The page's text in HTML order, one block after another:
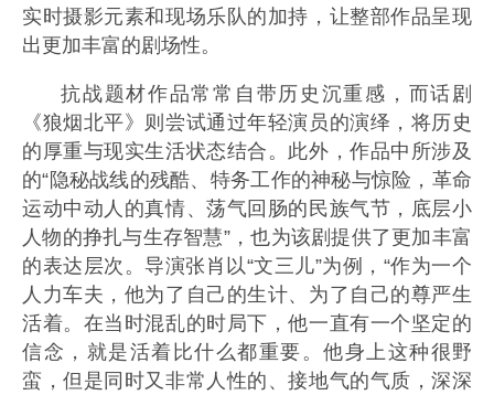
实时摄影元素和现场乐队的加持，让整部作品呈现
出更加丰富的剧场性。
抗战题材作品常常自带历史沉重感，而话剧
《狼烟北平》则尝试通过年轻演员的演绎，将历史
的厚重与现实生活状态结合。此外，作品中所涉及
的“隐秘战线的残酷、特务工作的神秘与惊险，革命
运动中动人的真情、荡气回肠的民族气节，底层小
人物的挣扎与生存智慧”，也为该剧提供了更加丰富
的表达层次。导演张肖以“文三儿”为例，“作为一个
人力车夫，他为了自己的生计、为了自己的尊严生
活着。在当时混乱的时局下，他一直有一个坚定的
信念，就是活着比什么都重要。他身上这种很野
蛮，但是同时又非常人性的、接地气的气质，深深